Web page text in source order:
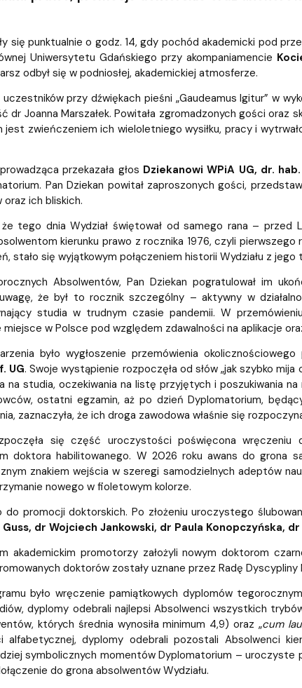
się punktualnie o godz. 14, gdy pochód akademicki pod
Uniwersytetu Gdańskiego przy akompaniamencie
odbył się w podniosłej, akademickiej atmosferze.
przy dźwiękach pieśni „Gaudeamus Igitur” w
Joanna Marszałek. Powitała zgromadzonych gości oraz
zwieńczeniem ich wieloletniego wysiłku, pracy i
przekazała głos Dziekanowi WPiA UG, dr.
Pan Dziekan powitał zaproszonych gości,
ich bliskich.
że tego dnia Wydział świętował od samego rana –
kierunku prawo z rocznika 1976, czyli pierwszego
stało się wyjątkowym połączeniem historii Wydziału z jego
Absolwentów, Pan Dziekan pogratulował im
że był to rocznik szczególny – aktywny w
studia w trudnym czasie pandemii. W
w Polsce pod względem zdawalności na aplikacje
było wygłoszenie przemówienia okolicznościowego
UG. Swoje wystąpienie rozpoczęła od słów „jak szybko
na studia, oczekiwania na listę przyjętych i poszukiwania
ostatni egzamin, aż po dzień Dyplomatorium,
zaznaczyła, że ich droga zawodowa właśnie się
się część uroczystości poświęcona wręczeniu
doktora habilitowanego. W 2026 roku awans do grona
znakiem wejścia w szeregi samodzielnych adeptów
nowego w fioletowym kolorze.
promocji doktorskich. Po złożeniu uroczystego
dr Wojciech Jankowski, dr Paula Konopczyńska,
akademickim promotorzy założyli nowym doktorom
doktorów zostały uznane przez Radę Dyscypliny
było wręczenie pamiątkowych dyplomów
dyplomy odebrali najlepsi Absolwenci wszystkich
których średnia wynosiła minimum 4,9) oraz „cum
alfabetycznej, dyplomy odebrali pozostali Absolwenci
symbolicznych momentów Dyplomatorium –
do grona absolwentów Wydziału.